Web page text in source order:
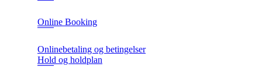
Online Booking
Onlinebetaling og betingelser
Hold og holdplan